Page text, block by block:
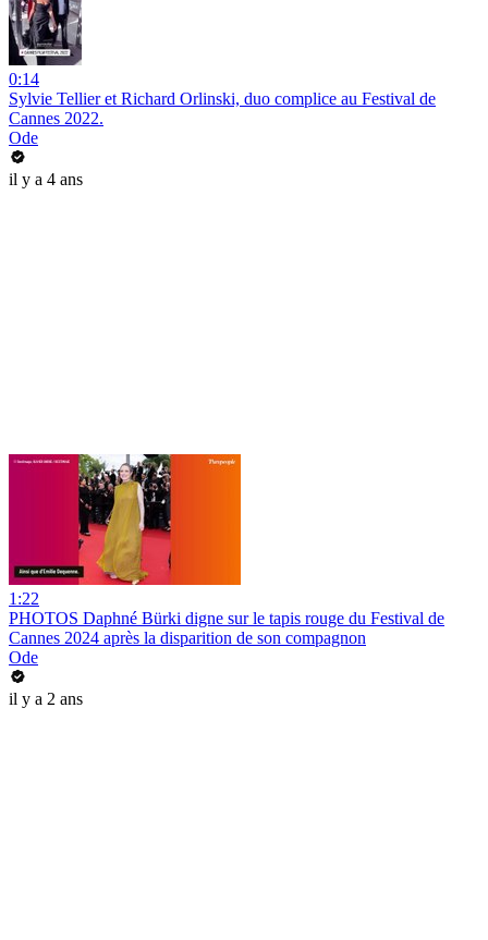
0:14
Sylvie Tellier et Richard Orlinski, duo complice au Festival de
Cannes 2022.
Ode
il y a 4 ans
1:22
PHOTOS Daphné Bürki digne sur le tapis rouge du Festival de
Cannes 2024 après la disparition de son compagnon
Ode
il y a 2 ans